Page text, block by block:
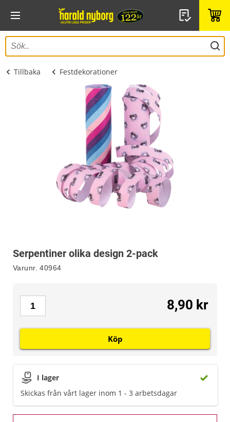
Tillbaka Festdekorationer
Serpentiner olika design 2-pack
Varunr. 40964
I lager
Skickas från vårt lager inom 1 - 3 arbetsdagar
8,90 kr
Köp